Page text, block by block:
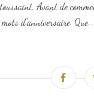
Avant de
d'anniversaire. Que...